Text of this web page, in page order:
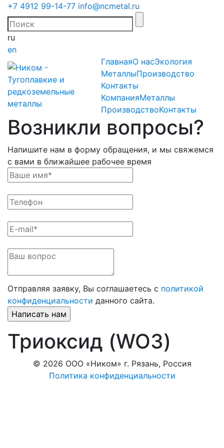
+7 4912 99-14-77 info@ncmetal.ru
ru
en
ГлавнаяО насЭкология
МеталлыПроизводство
Контакты
КомпанияМеталлы
ПроизводствоКонтакты
Возникли вопросы?
Напишите нам в форму обращения, и мы свяжемся
с вами в ближайшее рабочее время
Отправляя заявку, Вы соглашаетесь с политикой
конфиденциальности данного сайта.
Триоксид (WO3)
© 2026 ООО «Ником» г. Рязань, Россия
Политика конфиденциальности